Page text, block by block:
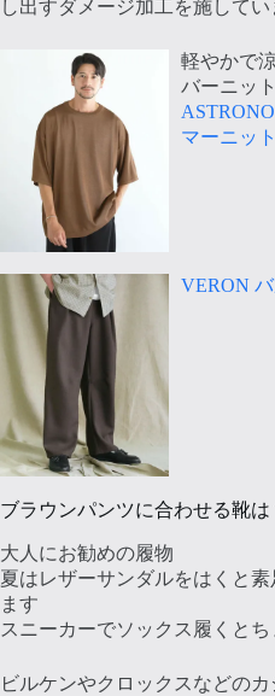
し出すダメージ加工を施してい
軽やかで
バーニット
マーニット
VERON
ブラウンパンツに合わせる靴は
大人にお勧めの履物
夏はレザーサンダルをはくと
ます
スニーカーでソックス履くと
ビルケンやクロックスなどの